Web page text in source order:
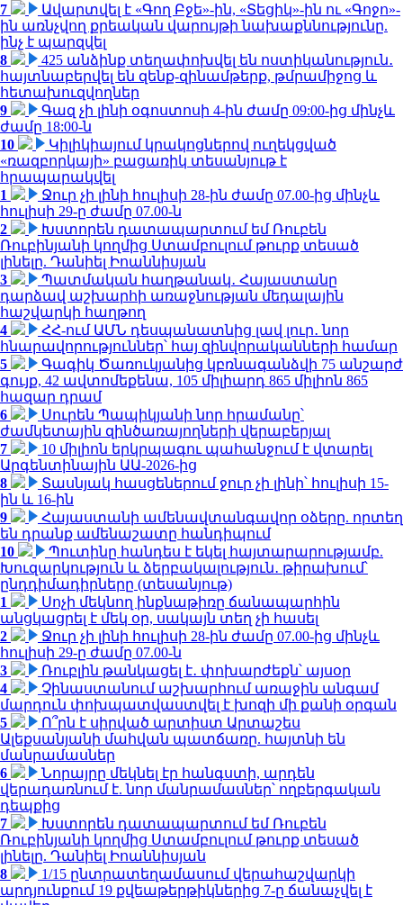
7
Ավարտվել է «Գող Բջե»-ին, «Տեցիկ»-ին ու «Գոջո»-
ին առնչվող քրեական վարույթի նախաքննությունը.
ինչ է պարզվել
8
425 անձինք տեղափոխվել են ոստիկանություն․
հայտնաբերվել են զենք-զինամթերք, թմրամիջոց և
հետախուզվողներ
9
Գազ չի լինի օգոստոսի 4-ին ժամը 09:00-ից մինչև
ժամը 18:00-ն
10
Կիլիկիայում կրակոցներով ուղեկցված
«ռազբորկայի» բացառիկ տեսանյութ է
հրապարակվել
1
Ջուր չի լինի հուլիսի 28-ին ժամը 07.00-ից մինչև
հուլիսի 29-ը ժամը 07.00-ն
2
Խստորեն դատապարտում եմ Ռուբեն
Ռուբինյանի կողմից Ստամբուլում թուրք տեսած
լինելը. Դանիել Իոաննիսյան
3
Պատմական հաղթանակ․ Հայաստանը
դարձավ աշխարհի առաջնության մեդալային
հաշվարկի հաղթող
4
ՀՀ-ում ԱՄՆ դեսպանատնից լավ լուր․ նոր
հնարավորություններ՝ հայ զինվորականների համար
5
Գագիկ Ծառուկյանից կբռնագանձվի 75 անշարժ
գույք, 42 ավտոմեքենա, 105 միլիարդ 865 միլիոն 865
հազար դրամ
6
Սուրեն Պապիկյանի նոր հրամանը՝
ժամկետային զինծառայողների վերաբերյալ
7
10 միլիոն երկրպագու պահանջում է վտարել
Արգենտինային ԱԱ-2026-ից
8
Տասնյակ հասցեներում ջուր չի լինի՝ հուլիսի 15-
ին և 16-ին
9
Հայաստանի ամենավտանգավոր օձերը. որտեղ
են դրանք ամենաշատը հանդիպում
10
Պուտինը հանդես է եկել հայտարարությամբ.
Խուզարկություն և ձերբակալություն․ թիրախում՝
ընդդիմադիրները (տեսանյութ)
1
Սոչի մեկնող ինքնաթիռը ճանապարհին
անցկացրել է մեկ օր, սակայն տեղ չի հասել
2
Ջուր չի լինի հուլիսի 28-ին ժամը 07.00-ից մինչև
հուլիսի 29-ը ժամը 07.00-ն
3
Ռուբլին թանկացել է․ փոխարժեքն՝ այսօր
4
Չինաստանում աշխարհում առաջին անգամ
մարդուն փոխպատվաստվել է խոզի մի քանի օրգան
5
Ո՞րն է սիրված արտիստ Արտաշես
Ալեքսանյանի մահվան պատճառը. հայտնի են
մանրամասներ
6
Նորայրը մեկնել էր հանգստի, արդեն
վերադառնում է. նոր մանրամասներ՝ ողբերգական
դեպքից
7
Խստորեն դատապարտում եմ Ռուբեն
Ռուբինյանի կողմից Ստամբուլում թուրք տեսած
լինելը. Դանիել Իոաննիսյան
8
1/15 ընտրատեղամասում վերահաշվարկի
արդյունքում 19 քվեաթերթիկներից 7-ը ճանաչվել է